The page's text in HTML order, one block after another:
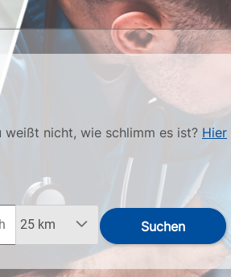
weißt nicht, wie schlimm es ist? Hier
Suchen